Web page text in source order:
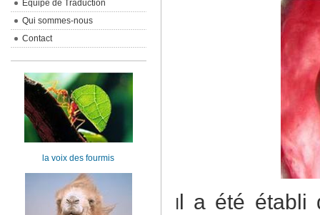
Il a été établi
Equipe de Traduction
Qui sommes-nous
Contact
la voix des fourmis